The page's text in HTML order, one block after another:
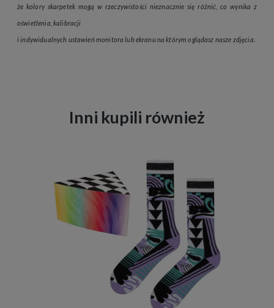
że kolory skarpetek mogą w rzeczywistości nieznacznie się różnić, co wynika z
oświetlenia, kalibracji
i indywidualnych ustawień monitora lub ekranu na którym oglądasz nasze zdjęcia.
Inni kupili również